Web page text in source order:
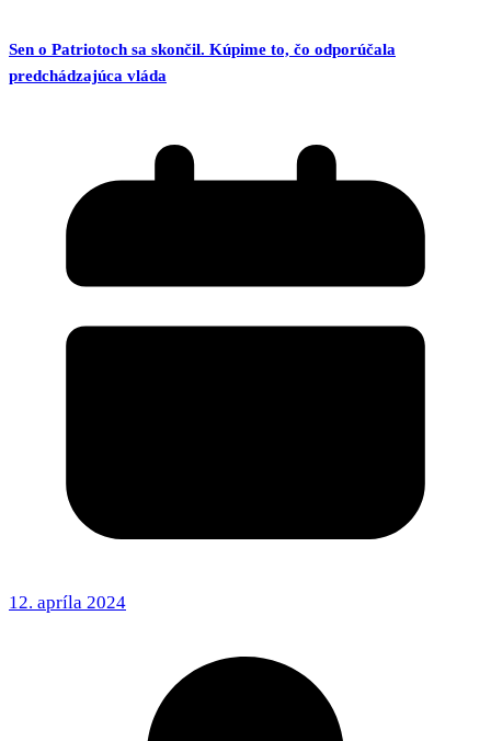
Sen o Patriotoch sa skončil. Kúpime to, čo odporúčala
predchádzajúca vláda
12. apríla 2024